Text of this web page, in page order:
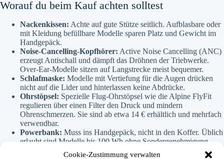
Cookie-Zustimmung verwalten
Worauf du beim Kauf achten solltest
Nackenkissen: Achte auf gute Stütze seitlich. Aufblasbare oder
mit Kleidung befüllbare Modelle sparen Platz und Gewicht im
Handgepäck.
Noise-Cancelling-Kopfhörer: Active Noise Cancelling (ANC)
erzeugt Antischall und dämpft das Dröhnen der Triebwerke.
Over-Ear-Modelle sitzen auf Langstrecke meist bequemer.
Schlafmaske: Modelle mit Vertiefung für die Augen drücken
nicht auf die Lider und hinterlassen keine Abdrücke.
Ohrstöpsel: Spezielle Flug-Ohrstöpsel wie die Alpine FlyFit
regulieren über einen Filter den Druck und mindern
Ohrenschmerzen. Sie sind ab etwa 14 € erhältlich und mehrfach
verwendbar.
Powerbank: Muss ins Handgepäck, nicht in den Koffer. Üblich
erlaubt sind Modelle bis 100 Wh ohne Sondergenehmigung.